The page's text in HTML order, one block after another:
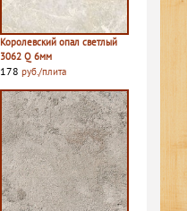
Королевский опал светлый
3062 Q 6мм
178 руб./плита